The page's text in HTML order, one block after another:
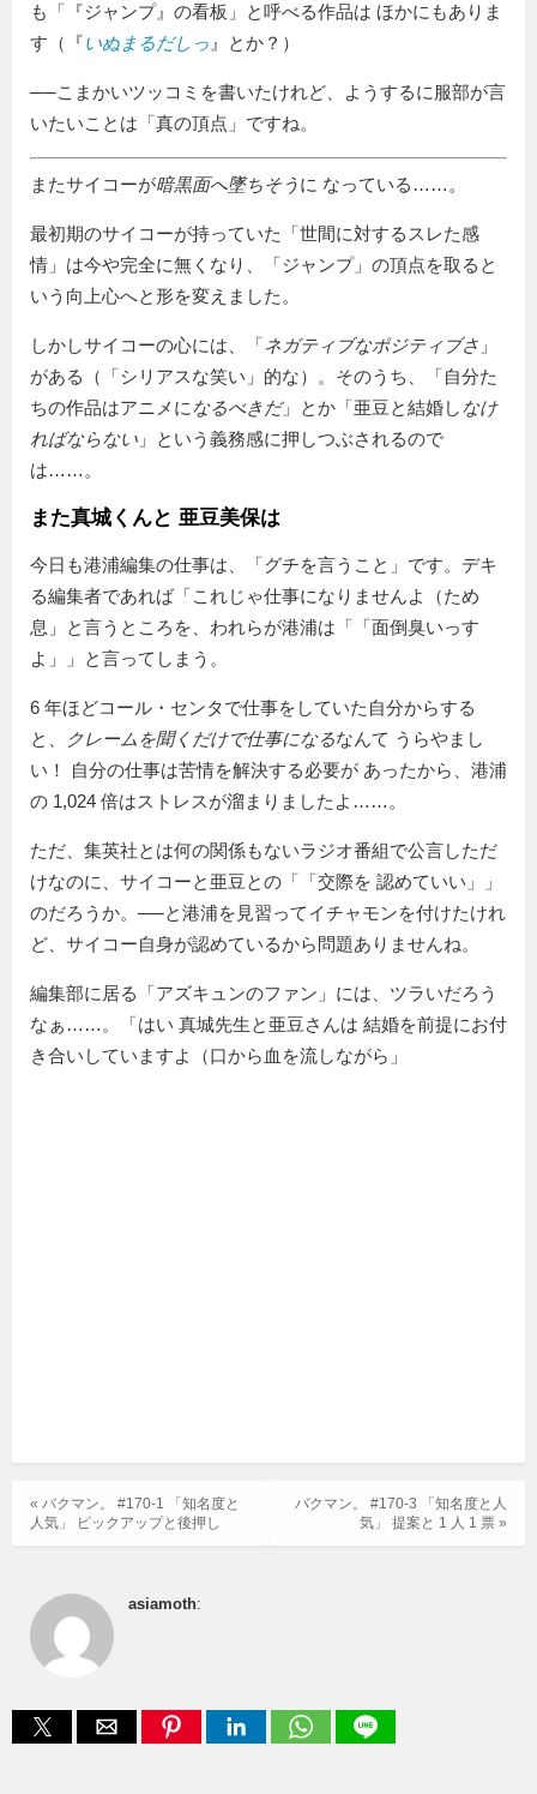
も「『ジャンプ』の看板」と呼べる作品は ほかにもありま
す（『いぬまるだしっ 』とか？）
──こまかいツッコミを書いたけれど、ようするに服部が言
いたいことは「真の頂点」ですね。
またサイコーが暗黒面へ墜ちそうに なっている……。
最初期のサイコーが持っていた「世間に対するスレた感
情」は今や完全に無くなり、「ジャンプ」の頂点を取ると
いう向上心へと形を変えました。
しかしサイコーの心には、「ネガティブなポジティブさ 」
がある（「シリアスな笑い」的な）。そのうち、「自分た
ちの作品はアニメになるべきだ」とか「亜豆と結婚しなけ
ればならない 」という義務感に押しつぶされるので
は……。
また真城くんと 亜豆美保は
今日も港浦編集の仕事は、「グチを言うこと」です。デキ
る編集者であれば「これじゃ仕事になりませんよ（ため
息」と言うところを、われらが港浦は「
面倒臭いっす
よ
」と言ってしまう。
6 年ほどコール・センタで仕事をしていた自分からする
と、
クレームを聞くだけで仕事になるなんて うらやまし
い！ 自分の仕事は苦情を解決する必要が あったから、港浦
の 1,024 倍はストレスが溜まりましたよ……。
ただ、集英社とは何の関係もないラジオ番組で公言しただ
けなのに、サイコーと亜豆との「
交際を 認めていい
」
のだろうか。──と港浦を見習ってイチャモンを付けたけれ
ど、サイコー自身が認めているから問題ありませんね。
編集部に居る「アズキュンのファン」には、ツラいだろう
なぁ……。「はい 真城先生と亜豆さんは 結婚を前提にお付
き合いしていますよ（口から血を流しながら」
バクマン。 #170-3 「知名度と人
気」 提案と 1 人 1 票 »
« バクマン。 #170-1 「知名度と
人気」 ピックアップと後押し
asiamoth: